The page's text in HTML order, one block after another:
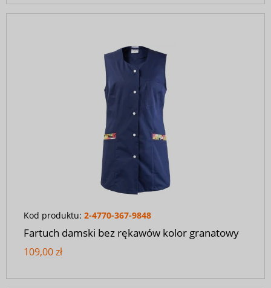
Kod produktu: 2-4770-367-9848
Fartuch damski bez rękawów kolor granatowy
109,00 zł